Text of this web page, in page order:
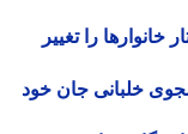
را تغییر
خلبانی جان خود